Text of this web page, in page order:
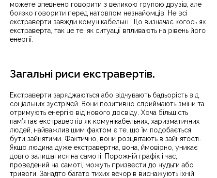
можете впевнено говорити з великою групою друзів, але
боязко говорити перед натовпом незнайомців. Не всі
екстраверти завжди комунікабельні. Що визначає когось як
екстраверта, так це те, як ситуації впливають на рівень його
енергії.
Загальні риси екстравертів.
Екстраверти заряджаються або відчувають бадьорість від
соціальних зустрічей. Вони позитивно сприймають зміни та
отримують енергію від нового досвіду. Хоча більшість
пам’ятає екстравертів як комунікабельних, харизматичних
людей, найважливішим фактом є те, що їм подобається
бути зайнятими. Фактично, вони розцвітають в зайнятості.
Якщо людина дуже екстравертна, вона, ймовірно, уникає
довго залишатися на самоті. Порожній графік і час,
проведений на самоті, можуть призвести до нудьги або
тривоги. Занадто багато тихих вечорів виснажують їхній